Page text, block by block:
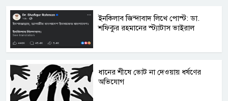
ইনকিলাব জিন্দাবাদ লিখে পোস্ট: ডা.
শফিকুর রহমানের স্ট্যাটাস ভাইরাল
ধানের শীষে ভোট না দেওয়ায় ধর্ষণের
অভিযোগ